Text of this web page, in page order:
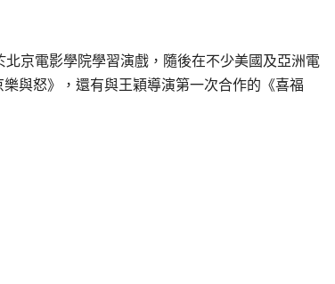
京電影學院學習演戲，隨後在不少美國及亞洲電
與怒》，還有與王穎導演第一次合作的《喜福